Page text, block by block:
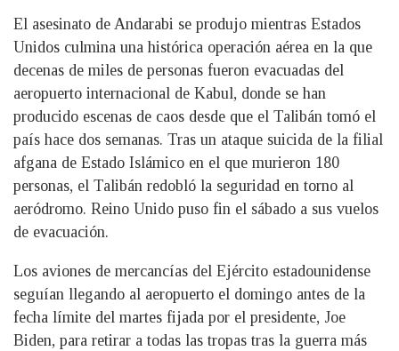
El asesinato de Andarabi se produjo mientras Estados
Unidos culmina una histórica operación aérea en la que
decenas de miles de personas fueron evacuadas del
aeropuerto internacional de Kabul, donde se han
producido escenas de caos desde que el Talibán tomó el
país hace dos semanas. Tras un ataque suicida de la filial
afgana de Estado Islámico en el que murieron 180
personas, el Talibán redobló la seguridad en torno al
aeródromo. Reino Unido puso fin el sábado a sus vuelos
de evacuación.
Los aviones de mercancías del Ejército estadounidense
seguían llegando al aeropuerto el domingo antes de la
fecha límite del martes fijada por el presidente, Joe
Biden, para retirar a todas las tropas tras la guerra más